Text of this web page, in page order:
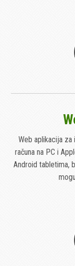
Web aplikacija za
računa na PC i
Android tabletima,